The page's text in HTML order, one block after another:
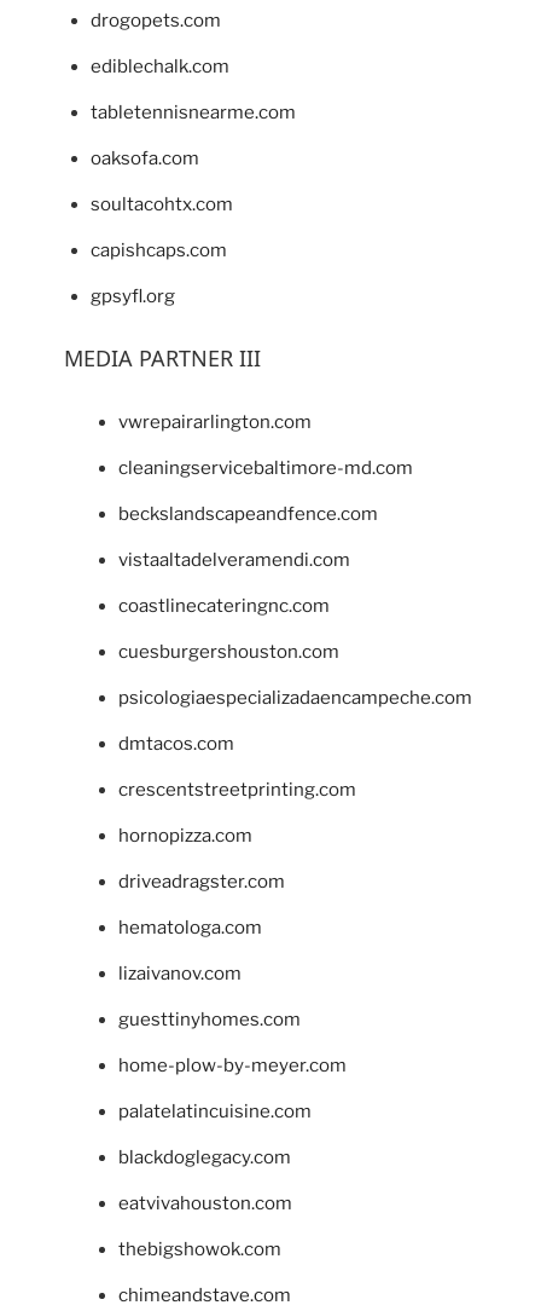
drogopets.com
ediblechalk.com
tabletennisnearme.com
oaksofa.com
soultacohtx.com
capishcaps.com
gpsyfl.org
MEDIA PARTNER III
vwrepairarlington.com
cleaningservicebaltimore-md.com
beckslandscapeandfence.com
vistaaltadelveramendi.com
coastlinecateringnc.com
cuesburgershouston.com
psicologiaespecializadaencampeche.com
dmtacos.com
crescentstreetprinting.com
hornopizza.com
driveadragster.com
hematologa.com
lizaivanov.com
guesttinyhomes.com
home-plow-by-meyer.com
palatelatincuisine.com
blackdoglegacy.com
eatvivahouston.com
thebigshowok.com
chimeandstave.com